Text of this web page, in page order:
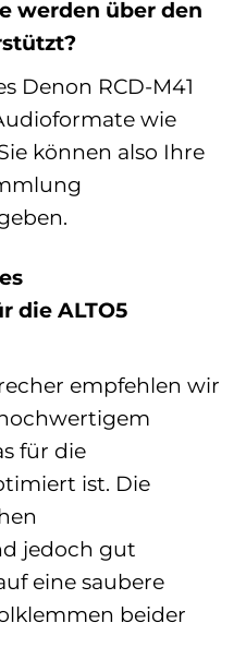
werden über den
Denon RCD-M41
wie
können also Ihre
die ALTO5
empfehlen wir
für die
ist. Die
jedoch gut
eine saubere
beider